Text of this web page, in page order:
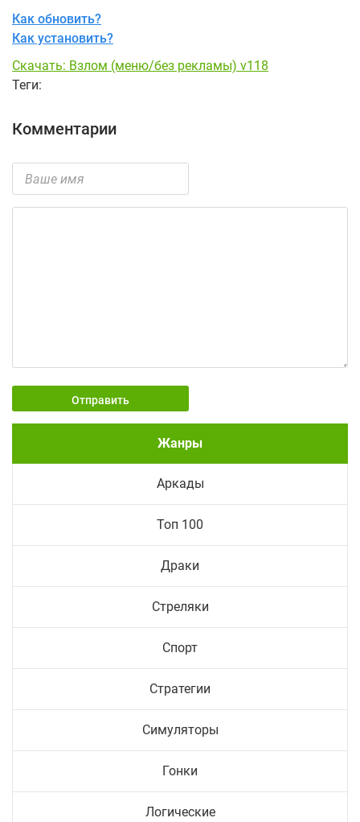
Как обновить?
Как установить?
Скачать: Взлом (меню/без рекламы) v118
Теги:
Комментарии
Отправить
Жанры
Аркады
Топ 100
Драки
Стреляки
Спорт
Стратегии
Симуляторы
Гонки
Логические